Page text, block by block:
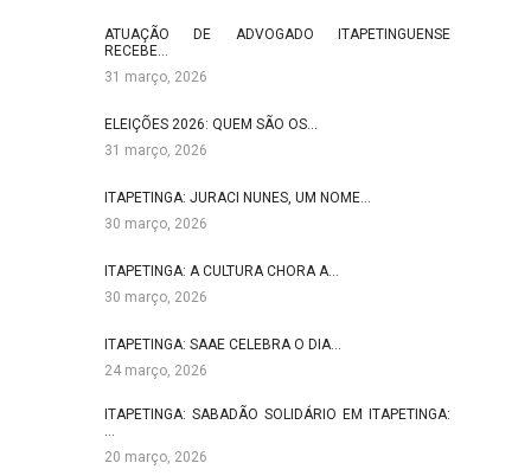
ATUAÇÃO DE ADVOGADO ITAPETINGUENSE
RECEBE…
31 março, 2026
ELEIÇÕES 2026: QUEM SÃO OS…
31 março, 2026
ITAPETINGA: JURACI NUNES, UM NOME…
30 março, 2026
ITAPETINGA: A CULTURA CHORA A…
30 março, 2026
ITAPETINGA: SAAE CELEBRA O DIA…
24 março, 2026
ITAPETINGA: SABADÃO SOLIDÁRIO EM ITAPETINGA:
…
20 março, 2026